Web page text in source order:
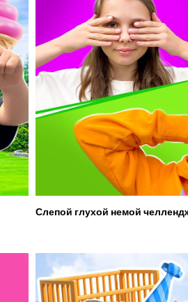
Слепой глухой немой